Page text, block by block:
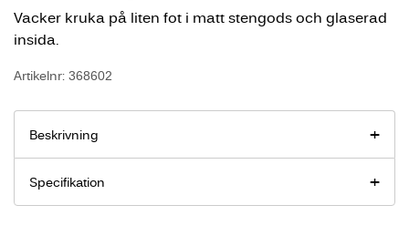
Vacker kruka på liten fot i matt stengods och glaserad
insida.
Artikelnr: 368602
Beskrivning
Specifikation